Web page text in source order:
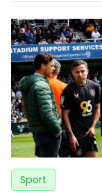
Sport